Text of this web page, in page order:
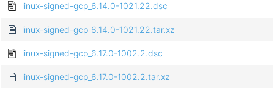
linux-signed-gcp_6.14.0-1021.22.dsc
linux-signed-gcp_6.14.0-1021.22.tar.xz
linux-signed-gcp_6.17.0-1002.2.dsc
linux-signed-gcp_6.17.0-1002.2.tar.xz